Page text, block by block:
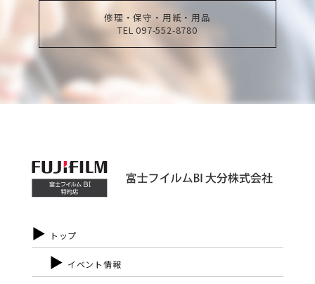
修理・保守・用紙・用品
TEL 097-552-8780
トップ
イベント情報